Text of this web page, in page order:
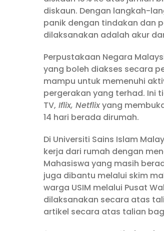
diskaun. Dengan langkah-
panik dengan tindakan dan
dilaksanakan adalah akur
Perpustakaan Negara
yang boleh diakses secara
mampu untuk memenuhi
pergerakan yang terhad. Ini
TV, Iflix, Netflixyang
14 hari berada dirumah.
Di Universiti Sains Islam
kerja dari rumah dengan
Mahasiswa yang masih
juga dibantu melalui skim
warga USIM melalui Pusat
dilaksanakan secara atas
artikel secara atas talian